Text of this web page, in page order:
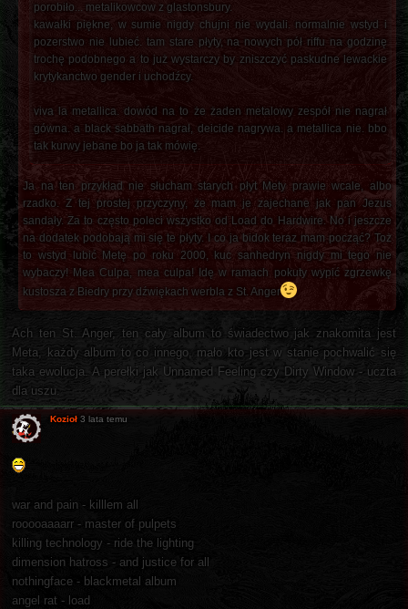
porobiło... metalikowcow z glastonsbury.
kawałki piękne, w sumie nigdy chujni nie wydali. normalnie wstyd i
pozerstwo nie lubieć. tam stare płyty, na nowych pół riffu na godzinę
trochę podobnego a to już wystarczy by zniszczyć paskudne lewackie
krytykanctwo gender i uchodźcy.
viva la metallica. dowód na to że żaden metalowy zespół nie nagrał
gówna. a black sabbath nagrał, deicide nagrywa. a metallica nie. bbo
tak kurwy jebane bo ja tak mówię.
Ja na ten przykład nie słucham starych płyt Mety prawie wcale, albo
rzadko. Z tej prostej przyczyny, że mam je zajechane jak pan Jezus
sandały. Za to często poleci wszystko od Load do Hardwire. No i jeszcze
na dodatek podobają mi się te płyty. I co ja bidok teraz mam począć? Toż
to wstyd lubić Metę po roku 2000, kuc sanhedryn nigdy mi tego nie
wybaczy! Mea Culpa, mea culpa! Idę w ramach pokuty wypić zgrzewkę
kustosza z Biedry przy dźwiękach werbla z St. Anger
Ach ten St. Anger, ten cały album to świadectwo jak znakomita jest
Meta, każdy album to co innego, mało kto jest w stanie pochwalić się
taka ewolucja. A perełki jak Unnamed Feeling czy Dirty Window - uczta
dla uszu.
Kozioł 3 lata temu
war and pain - killlem all
rooooaaaarr - master of pulpets
killing technology - ride the lighting
dimension hatross - and justice for all
nothingface - blackmetal album
angel rat - load